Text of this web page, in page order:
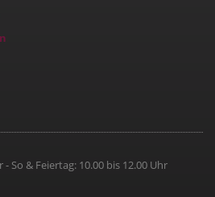
- So & Feiertag: 10.00 bis 12.00 Uhr